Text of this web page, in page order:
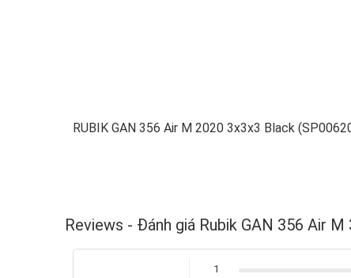
RUBIK GAN 356 Air M 2020 3x3x3 Black
Reviews - Đánh giá Rubik GAN 356 Air
1